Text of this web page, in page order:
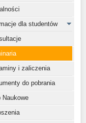
dla studentów
i zaliczenia
do pobrania
Naukowe